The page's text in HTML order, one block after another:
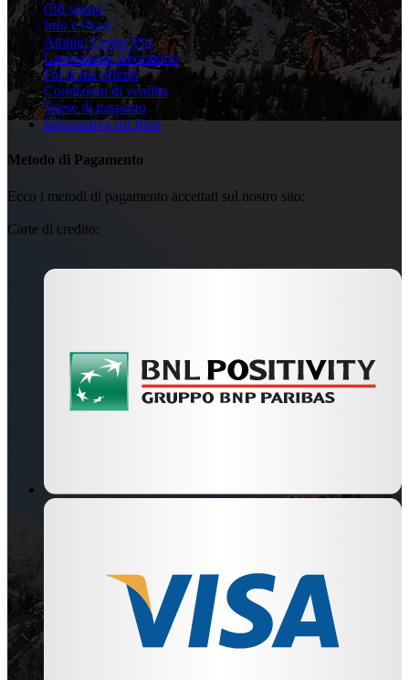
Chi siamo
Info e Orari
Atomic Center Pro
Lavorazioni laboratorio
Fai la tua offerta
Condizioni di vendita
Spese di trasporto
Informativa sui Resi
Metodo di Pagamento
Ecco i metodi di pagamento accettati sul nostro sito:
Carte di credito: